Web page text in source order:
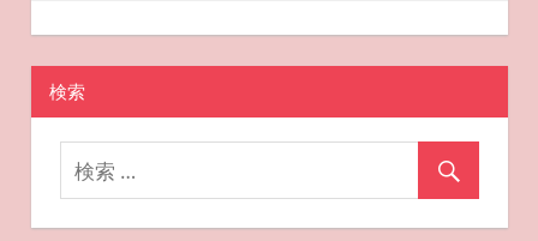
シ
ョ
ン
2025-10-24
miyu
おすすめ美容
検索